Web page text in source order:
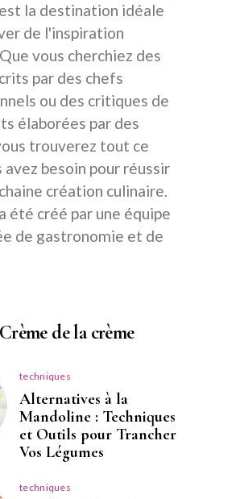
la destination idéale
de l'inspiration
vous cherchiez des
par des chefs
ou des critiques de
élaborées par des
trouverez tout ce
avez besoin pour réussir
création culinaire.
été créé par une équipe
de gastronomie et de
de la crème
techniques
Alternatives à la
Mandoline : Techniques
et Outils pour Trancher
Vos Légumes
techniques